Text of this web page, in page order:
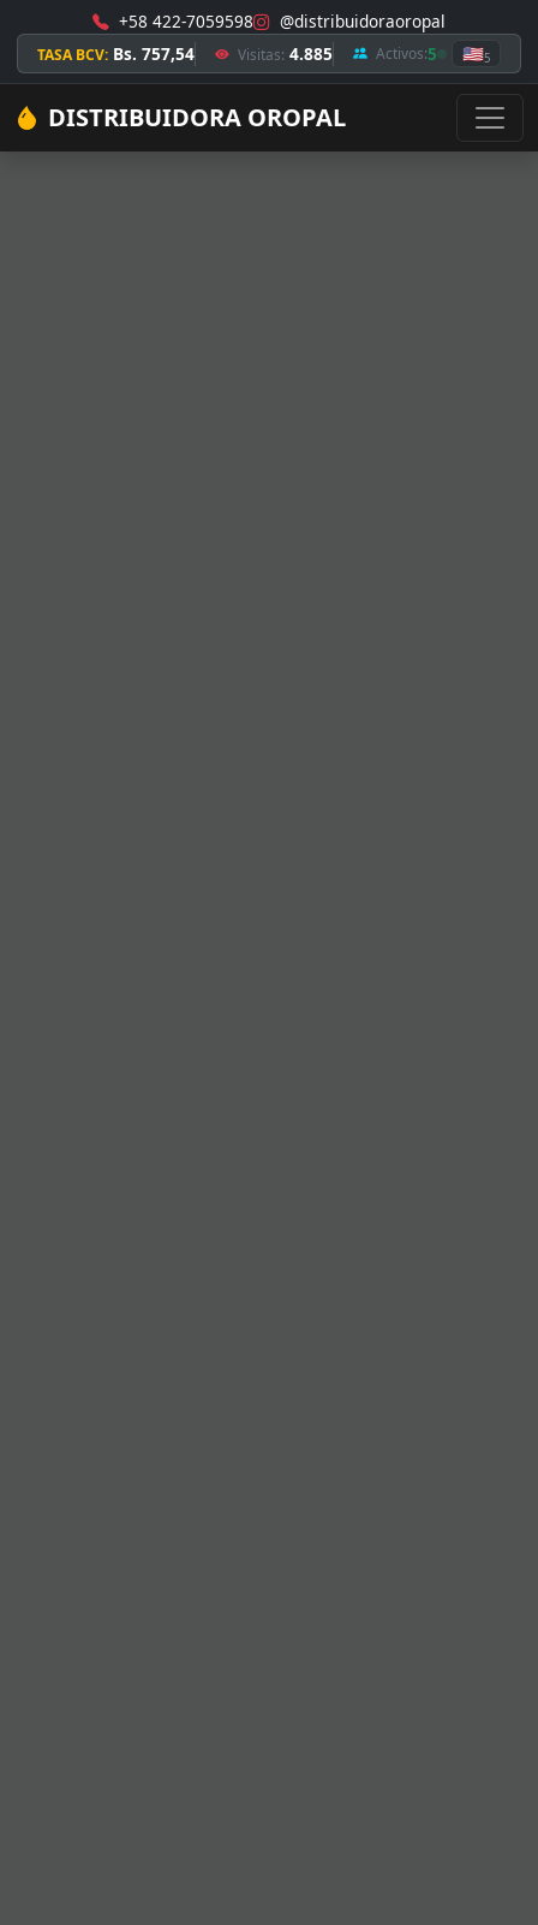
+58 422-7059598 @distribuidoraoropal
TASA BCV: Bs. 757,54 Visitas: 4.885 Activos:5 🇺🇸5
DISTRIBUIDORA OROPAL